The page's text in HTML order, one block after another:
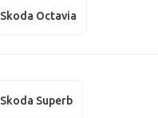
Skoda Octavia
Skoda Superb